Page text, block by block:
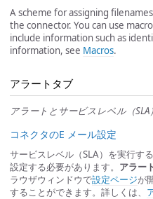
A scheme for assigning
the connector. You can use
include information such as
information, see Macros.
アラートタブ
アラートとサービスレベル（SLA
コネクタのE メール設定
サービスレベル（SLA）を実行す
設定する必要があります。 アラー
ラウザウィンドウで設定ページが
することができます。詳しくは、